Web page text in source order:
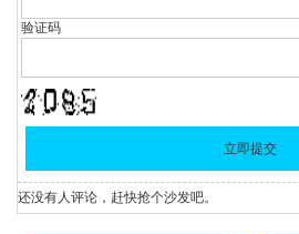
验证码
还没有人评论，赶快抢个沙发吧。